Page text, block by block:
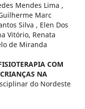
Mendes Lima ,
Marc
Silva , Elen Dos
Vitório, Renata
de Miranda
COM
NA
do Nordeste